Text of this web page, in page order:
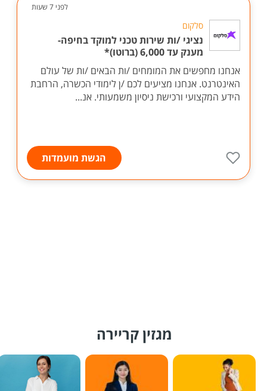
לפני 7 שעות
סלקום
נציגי /ות שירות טכני למוקד בחיפה-
מענק עד 6,000 (ברוטו)*
אנחנו מחפשים את המומחים /ות הבאים /ות של עולם
האינטרנט. אנחנו מציעים לכם /ן לימודי הכשרה, הרחבת
הידע המקצועי ורכישת ניסיון משמעותי. אנ...
הגשת מועמדות
מגזין קריירה